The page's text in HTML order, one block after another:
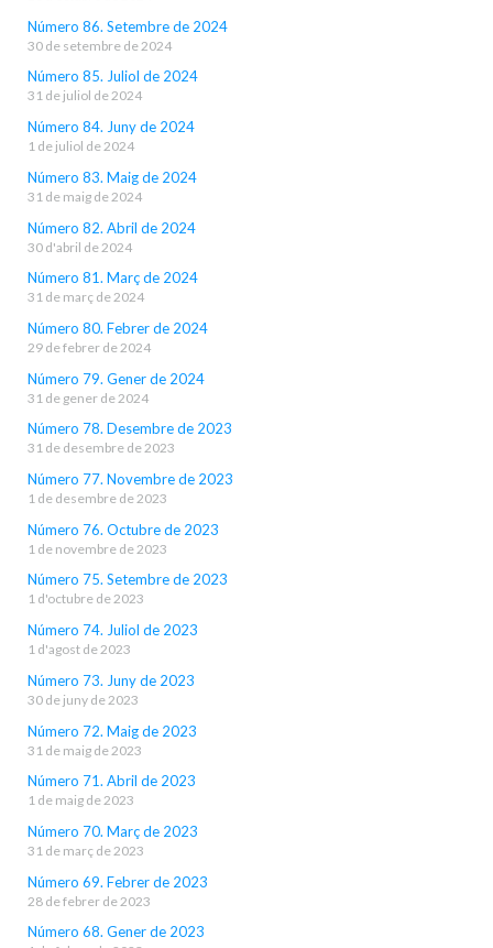
Número 86. Setembre de 2024
30 de setembre de 2024
Número 85. Juliol de 2024
31 de juliol de 2024
Número 84. Juny de 2024
1 de juliol de 2024
Número 83. Maig de 2024
31 de maig de 2024
Número 82. Abril de 2024
30 d'abril de 2024
Número 81. Març de 2024
31 de març de 2024
Número 80. Febrer de 2024
29 de febrer de 2024
Número 79. Gener de 2024
31 de gener de 2024
Número 78. Desembre de 2023
31 de desembre de 2023
Número 77. Novembre de 2023
1 de desembre de 2023
Número 76. Octubre de 2023
1 de novembre de 2023
Número 75. Setembre de 2023
1 d'octubre de 2023
Número 74. Juliol de 2023
1 d'agost de 2023
Número 73. Juny de 2023
30 de juny de 2023
Número 72. Maig de 2023
31 de maig de 2023
Número 71. Abril de 2023
1 de maig de 2023
Número 70. Març de 2023
31 de març de 2023
Número 69. Febrer de 2023
28 de febrer de 2023
Número 68. Gener de 2023